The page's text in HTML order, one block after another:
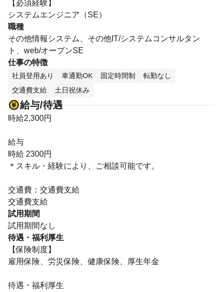
【必須経験】
システムエンジニア（SE）
職種
その他情報システム、その他IT/システムコンサルタン
ト、web/オープンSE
仕事の特徴
社員登用あり 車通勤OK 固定時間制
転勤なし
交通費支給
土日祝休み
給与/待遇
時給2,300円
給与
時給 2300円
＊スキル・経験により、ご相談可能です。
交通費：交通費支給
交通費支給
試用期間
試用期間なし
待遇・福利厚生
【保険制度】
雇用保険、労災保険、健康保険、厚生年金
待遇・福利厚生